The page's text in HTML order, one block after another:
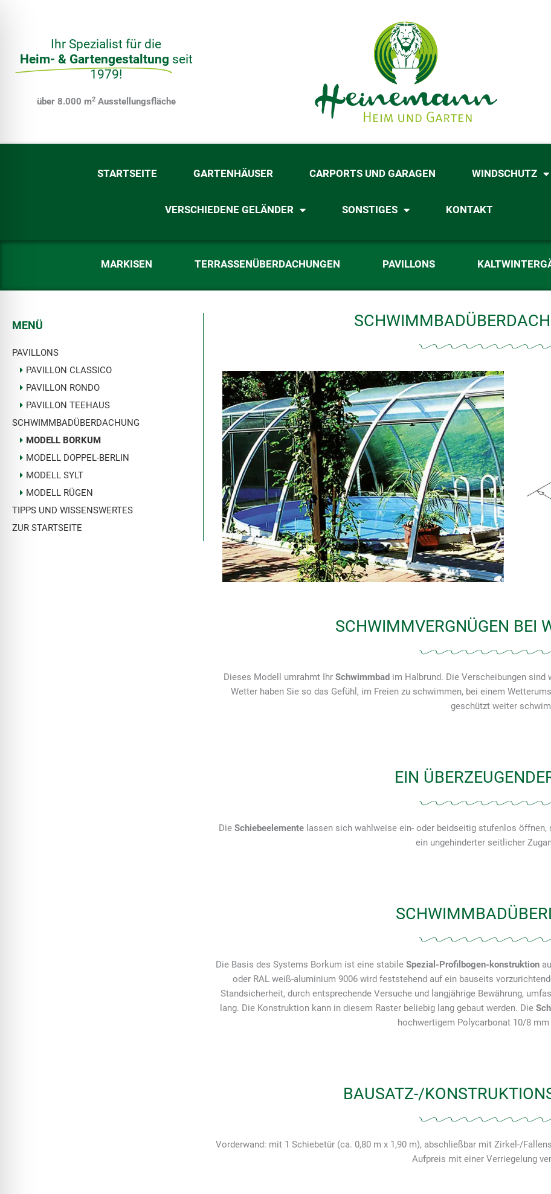
Ihr Spezialist für die
Heim- & Gartengestaltung seit
1979!
über 8.000 m2Ausstellungsfläche
STARTSEITE GARTENHÄUSER CARPORTS UND GARAGEN WINDSCHUTZ
VERSCHIEDENE GELÄNDER SONSTIGES KONTAKT
MARKISEN TERRASSENÜBERDACHUNGEN PAVILLONS
MENÜ
PAVILLONS
PAVILLON CLASSICO
PAVILLON RONDO
PAVILLON TEEHAUS
SCHWIMMBADÜBERDACHUNG
MODELL BORKUM
MODELL DOPPEL-BERLIN
MODELL SYLT
MODELL RÜGEN
TIPPS UND WISSENSWERTES
ZUR STARTSEITE
SCHWIMMVERGNÜGEN BEI
Dieses Modell umrahmt Ihr Schwimmbadim Halbrund. Die Verscheibungen sind
Wetter haben Sie so das Gefühl, im Freien zu schwimmen, bei einem
geschützt weiter
EIN
DieSchiebeelemente lassen sich wahlweise ein- oder beidseitig stufenlos
ein ungehinderter seitlicher
Die Basis des Systems Borkum ist eine stabileSpezial-Profilbogen-konstruktion
oder RAL weiß-aluminium 9006 wird feststehend auf ein bauseits
Standsicherheit, durch entsprechende Versuche und langjährige Bewährung,
lang. Die Konstruktion kann in diesem Raster beliebig lang gebaut werden. Die
hochwertigem Polycarbonat 10/8 mm
BAUSATZ-/
Vorderwand: mit 1 Schiebetür (ca. 0,80 m x 1,90 m), abschließbar mit Zirkel-/
Aufpreis mit einer Verriegelung
freundlicher Modus
sicherer Modus